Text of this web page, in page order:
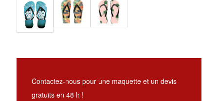
Contactez-nous pour une maquette et un devis
gratuits en 48 h !